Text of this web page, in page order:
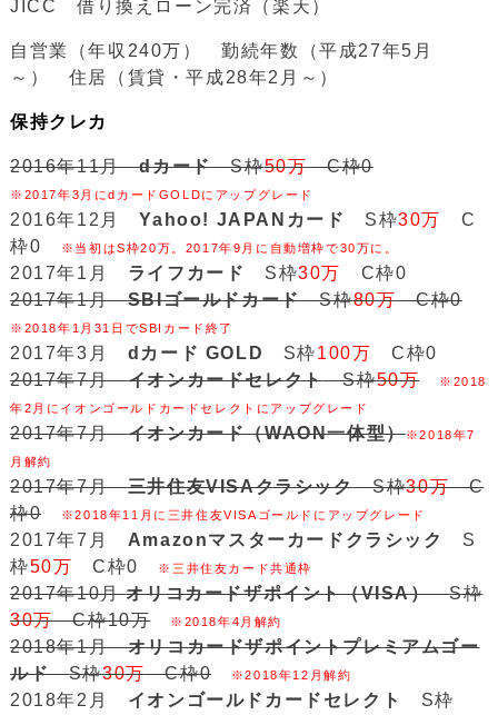
JICC 借り換えローン完済（楽天）
自営業（年収240万） 勤続年数（平成27年5月
～） 住居（賃貸・平成28年2月～）
保持クレカ
2016年11月dカードS枠50万C枠0
※2017年3月にdカードGOLDにアップグレード
2016年12月Yahoo! JAPANカード S枠30万
C
枠0
※当初はS枠20万。2017年9月に自動増枠で30万に。
2017年1月 ライフカード S枠30万
C枠0
2017年1月SBIゴールドカードS枠80万C枠0
※2018年1月31日でSBIカード終了
2017年3月 dカード GOLD S枠100万 C枠0
2017年7月イオンカードセレクトS枠50万
※2018
年2月にイオンゴールドカードセレクトにアップグレード
2017年7月イオンカード（WAON一体型）※2018年7
月解約
2017年7月三井住友VISAクラシックS枠30万C
枠0
※2018年11月に三井住友VISAゴールドにアップグレード
2017年7月 Amazonマスターカードクラシック
S
枠50万 C枠0 ※三井住友カード共通枠
2017年10月オリコカードザポイント（VISA）S枠
30万C枠10万 ※2018年4月解約
2018年1月オリコカードザポイントプレミアムゴー
ルドS枠30万C枠0 ※2018年12月解約
2018年2月 イオンゴールドカードセレクト S枠